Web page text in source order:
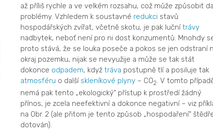
až příliš rychle a ve velkém rozsahu, což může způsobit
problémy. Vzhledem k soustavné redukci stavů
hospodářských zvířat, včetně skotu, je pak lučnítrávy
nadbytek, neboť není pro ni dost konzumentů. Mnohdy
proto stává, že se louka poseče a pokos se jen odstraní
okraj pozemku, nijak se nevyužije a může se tak stát
dokonce odpadem, když tráva postupně tlí a posiluje tak
atmosféru o další skleníkové plyny– CO2. V tomto
nemá pak tento „ekologický“ přístup k prostředí žádný
přínos, je zcela neefektivní a dokonce negativní – viz
na Obr. 2 (ale přitom je tento způsob „hospodaření“
dotován).